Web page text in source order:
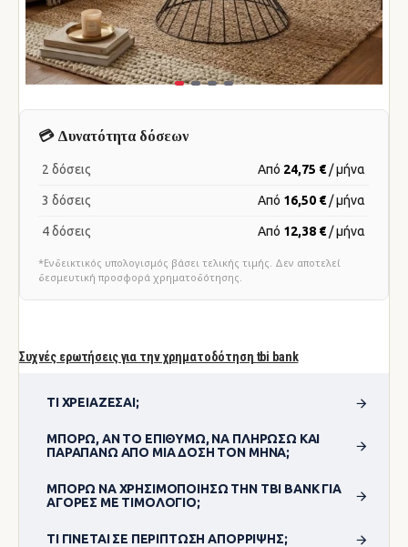
Συχνές ερωτήσεις για την χρηματοδότηση tbi bank
ΤΙ ΧΡΕΙΆΖΕΣΑΙ;
ΜΠΟΡΏ, ΑΝ ΤΟ ΕΠΙΘΥΜΏ, ΝΑ ΠΛΗΡΏΣΩ ΚΑΙ
ΠΑΡΑΠΆΝΩ ΑΠΌ ΜΊΑ ΔΌΣΗ ΤΟΝ ΜΉΝΑ;
ΜΠΟΡΏ ΝΑ ΧΡΗΣΙΜΟΠΟΊΗΣΩ ΤΗΝ TBI BANK ΓΙΑ
ΑΓΟΡΈΣ ΜΕ ΤΙΜΟΛΌΓΙΟ;
ΤΙ ΓΊΝΕΤΑΙ ΣΕ ΠΕΡΊΠΤΩΣΗ ΑΠΌΡΡΙΨΗΣ;
💳 Δυνατότητα δόσεων
2 δόσεις Από 24,75 € / μήνα
3 δόσεις Από 16,50 € / μήνα
4 δόσεις Από 12,38 € / μήνα
*Ενδεικτικός υπολογισμός βάσει τελικής τιμής. Δεν αποτελεί
δεσμευτική προσφορά χρηματοδότησης.